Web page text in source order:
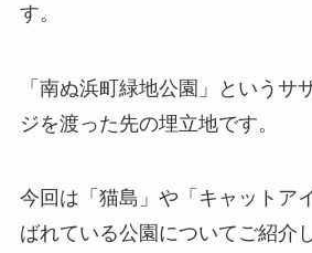
す。
「南ぬ浜町緑地公園」というサ
ジを渡った先の埋立地です。
今回は「猫島」や「キャットア
ばれている公園についてご紹介